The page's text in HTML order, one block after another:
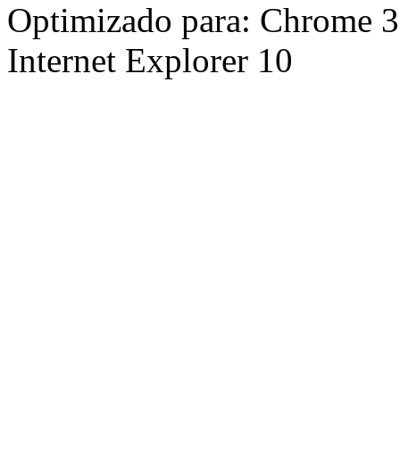
Optimizado para: Chrome
Internet Explorer 10